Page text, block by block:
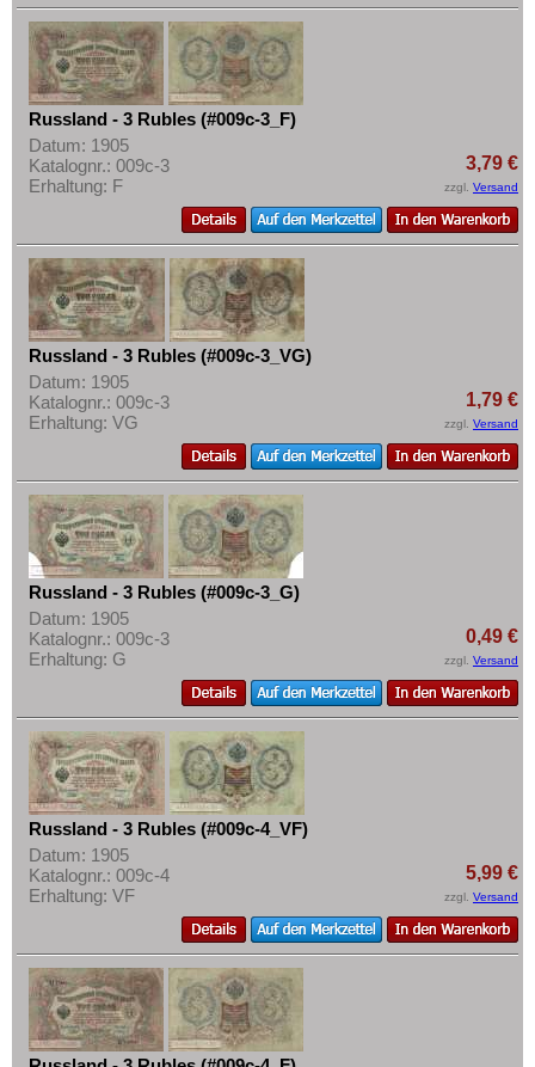
Russland - 3 Rubles (#009c-3_F)
Datum: 1905
Katalognr.: 009c-3
Erhaltung: F
3,79 €
zzgl. Versand
Russland - 3 Rubles (#009c-3_VG)
Datum: 1905
Katalognr.: 009c-3
Erhaltung: VG
1,79 €
zzgl. Versand
Russland - 3 Rubles (#009c-3_G)
Datum: 1905
Katalognr.: 009c-3
Erhaltung: G
0,49 €
zzgl. Versand
Russland - 3 Rubles (#009c-4_VF)
Datum: 1905
Katalognr.: 009c-4
Erhaltung: VF
5,99 €
zzgl. Versand